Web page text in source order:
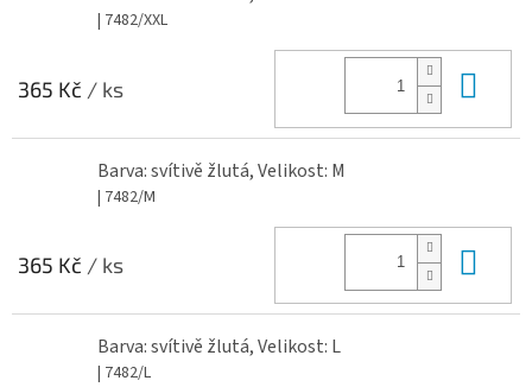
| 7482/XXL
365 Kč / ks
Barva: svítivě žlutá, Velikost: M
| 7482/M
365 Kč / ks
Barva: svítivě žlutá, Velikost: L
| 7482/L